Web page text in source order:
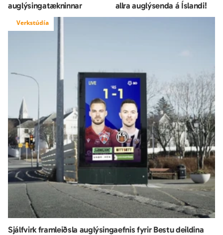
Sjálfvirk framleiðsla auglýsingaefnis fyrir Bestu deildina
Verkstúdía
auglýsingatækninnar
allra auglýsenda á Íslandi!